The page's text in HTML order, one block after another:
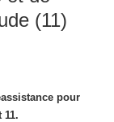
(11)
pour
11.